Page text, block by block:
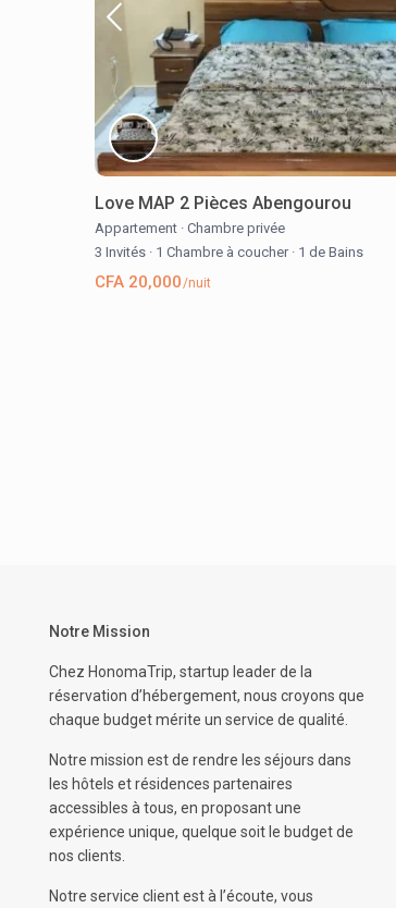
Love MAP 2 Pièces Abengourou
Appartement · Chambre privée
3 Invités · 1 Chambre à coucher · 1 de Bains
CFA 20,000/nuit
Notre Mission
Chez HonomaTrip, startup leader de la
réservation d’hébergement, nous croyons que
chaque budget mérite un service de qualité.
Notre mission est de rendre les séjours dans
les hôtels et résidences partenaires
accessibles à tous, en proposant une
expérience unique, quelque soit le budget de
nos clients.
Notre service client est à l’écoute, vous